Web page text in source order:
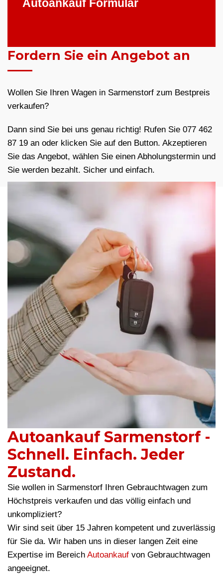
Autoankauf Formular
Fordern Sie ein Angebot an
Wollen Sie Ihren Wagen in Sarmenstorf zum Bestpreis
verkaufen?
Dann sind Sie bei uns genau richtig! Rufen Sie 077 462
87 19 an oder klicken Sie auf den Button. Akzeptieren
Sie das Angebot, wählen Sie einen Abholungstermin und
Sie werden bezahlt. Sicher und einfach.
Autoankauf Sarmenstorf -
Schnell. Einfach. Jeder
Zustand.
Sie wollen in Sarmenstorf Ihren Gebrauchtwagen zum
Höchstpreis verkaufen und das völlig einfach und
unkompliziert?
Wir sind seit über 15 Jahren kompetent und zuverlässig
für Sie da. Wir haben uns in dieser langen Zeit eine
Expertise im Bereich Autoankauf von Gebrauchtwagen
angeeignet.